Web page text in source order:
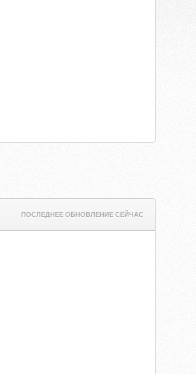
ПОСЛЕДНЕЕ ОБНОВЛЕНИЕ СЕЙЧАС